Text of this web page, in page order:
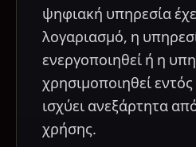
ψηφιακή υπηρεσία
λογαριασμό, η
ενεργοποιηθεί ή η
χρησιμοποιηθεί
ισχύει ανεξάρτητα
χρήσης.